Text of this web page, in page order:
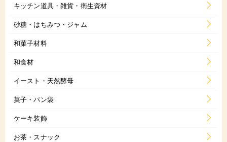
キッチン道具・雑貨・衛生資材
砂糖・はちみつ・ジャム
和菓子材料
和食材
イースト・天然酵母
菓子・パン袋
ケーキ装飾
お茶・スナック